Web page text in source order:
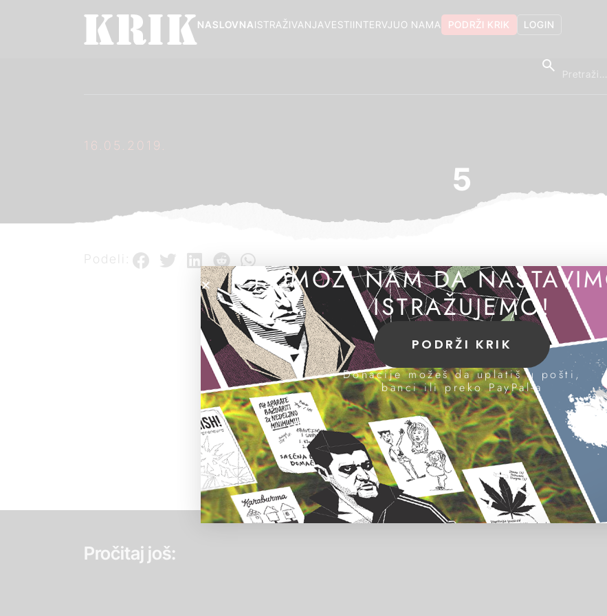
LOGIN
PODRŽI KRIK
O NAMA
INTERVJU
VESTI
ISTRAŽIVANJA
NASLOVNA
16.05.2019.
5
Podeli:
Pročitaj još:
POMOZI NAM DA
ISTRAŽUJEMO!
PODRŽI KRIK
Donacije možeš da uplatiš u pošti,
banci ili preko PayPal-a